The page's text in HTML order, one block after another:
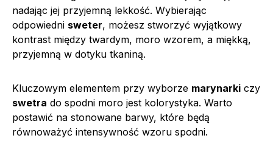
nadając jej przyjemną lekkość. Wybierając
odpowiedni sweter, możesz stworzyć wyjątkowy
kontrast między twardym, moro wzorem, a miękką,
przyjemną w dotyku tkaniną.
Kluczowym elementem przy wyborze marynarki czy
swetra do spodni moro jest kolorystyka. Warto
postawić na stonowane barwy, które będą
równoważyć intensywność wzoru spodni.